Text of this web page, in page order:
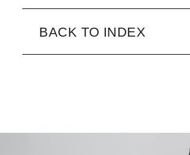
BACK TO INDEX